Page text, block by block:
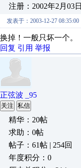
注册：2002年2月03日
发表于：2003-12-27 08:35:00
换掉！一般只坏一个。
回复 引用 举报
正弦波 _95
关注 私信
精华：20帖
求助：0帖
帖子：61帖 | 254回
年度积分：0